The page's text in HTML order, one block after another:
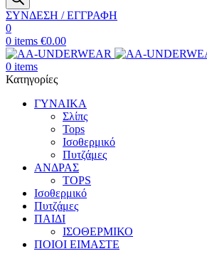
ΣΥΝΔΕΣΗ / ΕΓΓΡΑΦΗ
0
0 items €0.00
0 items
Κατηγορίες
ΓΥΝΑΙΚΑ
Σλίπς
Tops
Ισοθερμικό
Πυτζάμες
ΑΝΔΡΑΣ
TOPS
Ισοθερμικό
Πυτζάμες
ΠΑΙΔΙ
ΙΣΟΘΕΡΜΙΚΟ
ΠΟΙΟΙ ΕΙΜΑΣΤΕ